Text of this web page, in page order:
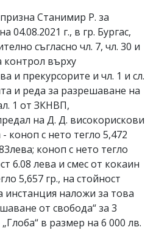
Станимир Р. за
04.08.2021 г., в гр. Бургас,
съгласно чл. 7, чл. 30 и
контрол върху
и прекурсорите и чл. 1 и сл.
и реда за разрешаване на
1 от ЗКНВП,
на Д. Д. високорискови
коноп с нето тегло 5,472
коноп с нето тегло
6.08 лева и смес от кокаин
5,657 гр., на стойност
инстанция наложи за това
от свобода“ за 3
в размер на 6 000 лв.